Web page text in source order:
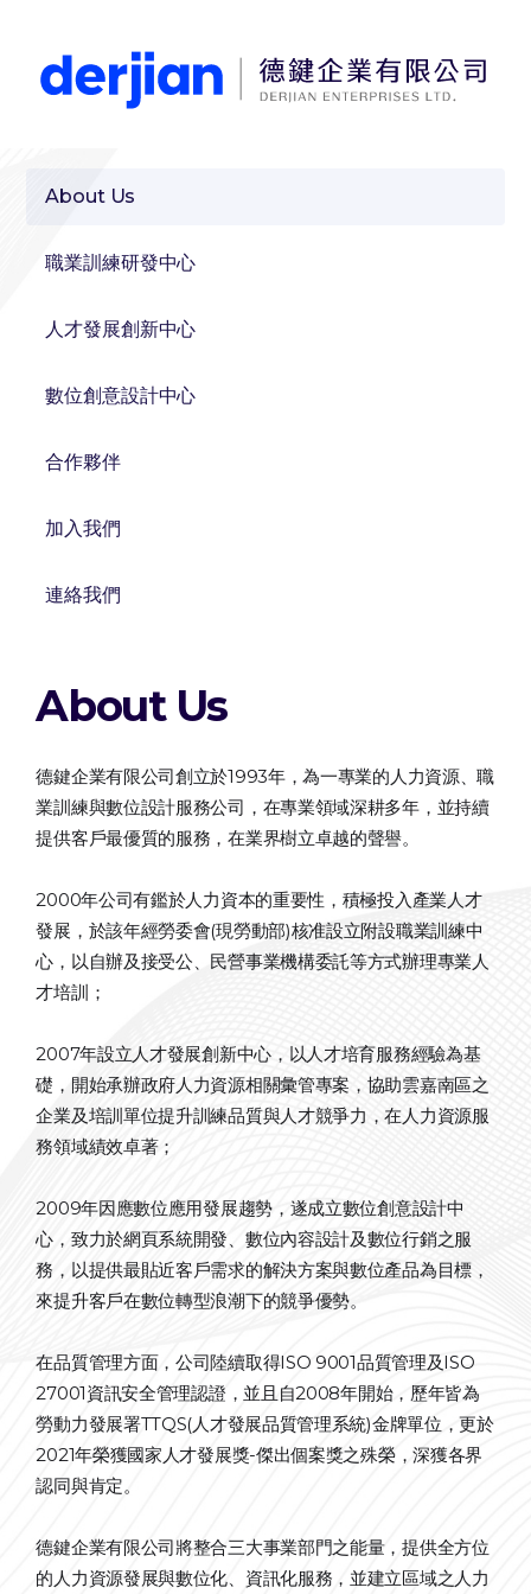
About Us
職業訓練研發中心
人才發展創新中心
數位創意設計中心
合作夥伴
加入我們
連絡我們
About Us
德鍵企業有限公司創立於1993年，為一專業的人力資源、職
業訓練與數位設計服務公司，在專業領域深耕多年，並持續
提供客戶最優質的服務，在業界樹立卓越的聲譽。
2000年公司有鑑於人力資本的重要性，積極投入產業人才
發展，於該年經勞委會(現勞動部)核准設立附設職業訓練中
心，以自辦及接受公、民營事業機構委託等方式辦理專業人
才培訓；
2007年設立人才發展創新中心，以人才培育服務經驗為基
礎，開始承辦政府人力資源相關彙管專案，協助雲嘉南區之
企業及培訓單位提升訓練品質與人才競爭力，在人力資源服
務領域績效卓著；
2009年因應數位應用發展趨勢，遂成立數位創意設計中
心，致力於網頁系統開發、數位內容設計及數位行銷之服
務，以提供最貼近客戶需求的解決方案與數位產品為目標，
來提升客戶在數位轉型浪潮下的競爭優勢。
在品質管理方面，公司陸續取得ISO 9001品質管理及ISO
27001資訊安全管理認證，並且自2008年開始，歷年皆為
勞動力發展署TTQS(人才發展品質管理系統)金牌單位，更於
2021年榮獲國家人才發展獎-傑出個案獎之殊榮，深獲各界
認同與肯定。
德鍵企業有限公司將整合三大事業部門之能量，提供全方位
的人力資源發展與數位化、資訊化服務，並建立區域之人力